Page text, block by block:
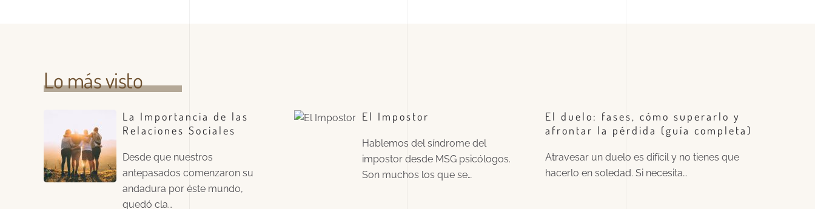
Lo más visto
La Importancia de las
Relaciones Sociales
Desde que nuestros
antepasados comenzaron su
andadura por éste mundo,
quedó cla…
El Impostor
Hablemos del síndrome del
impostor desde MSG psicólogos.
Son muchos los que se…
El duelo: fases, cómo superarlo y
afrontar la pérdida (guía completa)
Atravesar un duelo es difícil y no tienes que
hacerlo en soledad. Si necesita…